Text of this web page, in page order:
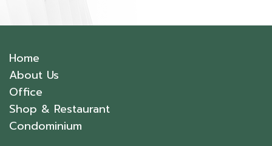
Home
About Us
Office
Shop & Restaurant
Condominium